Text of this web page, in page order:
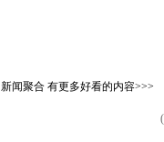
新闻聚合有更多好看的内容>>>